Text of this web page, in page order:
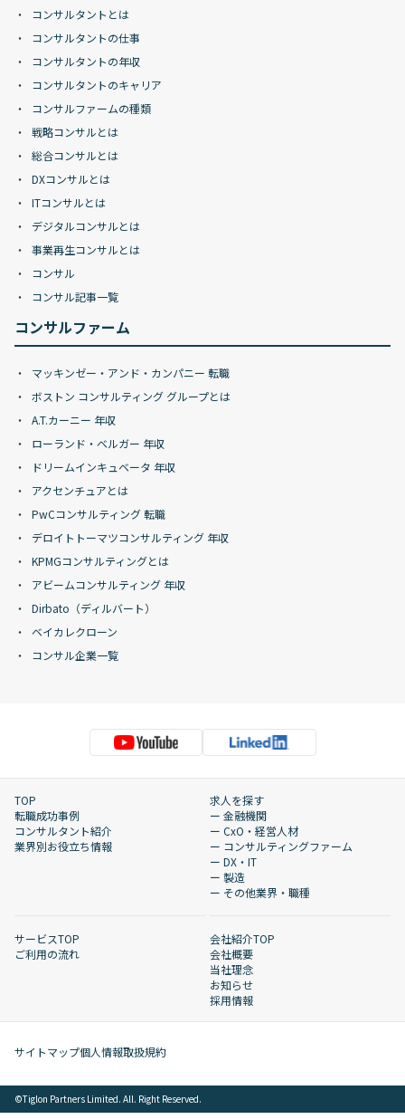
コンサルタントとは
コンサルタントの仕事
コンサルタントの年収
コンサルタントのキャリア
コンサルファームの種類
戦略コンサルとは
総合コンサルとは
DXコンサルとは
ITコンサルとは
デジタルコンサルとは
事業再生コンサルとは
コンサル
コンサル記事一覧
コンサルファーム
マッキンゼー・アンド・カンパニー 転職
ボストン コンサルティング グループとは
A.T.カーニー 年収
ローランド・ベルガー 年収
ドリームインキュベータ 年収
アクセンチュアとは
PwCコンサルティング 転職
デロイトトーマツコンサルティング 年収
KPMGコンサルティングとは
アビームコンサルティング 年収
Dirbato（ディルバート）
ベイカレクローン
コンサル企業一覧
TOP
転職成功事例
コンサルタント紹介
業界別お役立ち情報
求人を探す
ー 金融機関
ー CxO・経営人材
ー コンサルティングファーム
ー DX・IT
ー 製造
ー その他業界・職種
サービスTOP
ご利用の流れ
会社紹介TOP
会社概要
当社理念
お知らせ
採用情報
サイトマップ個人情報取扱規約
©︎Tiglon Partners Limited. All. Right Reserved.